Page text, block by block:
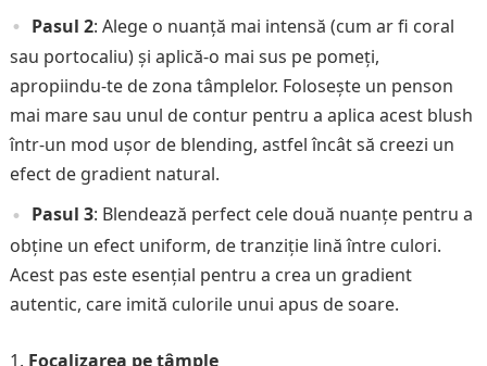
Pasul 2: Alege o nuanță mai intensă (cum ar fi coral
sau portocaliu) și aplică-o mai sus pe pomeți,
apropiindu-te de zona tâmplelor. Folosește un penson
mai mare sau unul de contur pentru a aplica acest blush
într-un mod ușor de blending, astfel încât să creezi un
efect de gradient natural.
Pasul 3: Blendează perfect cele două nuanțe pentru a
obține un efect uniform, de tranziție lină între culori.
Acest pas este esențial pentru a crea un gradient
autentic, care imită culorile unui apus de soare.
Focalizarea pe tâmple